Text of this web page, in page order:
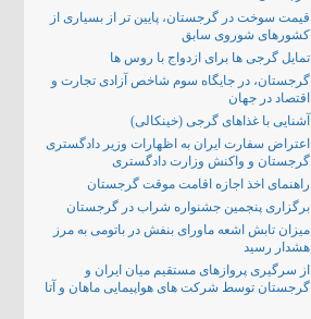
قیمت سوخت در گرجستان، پایین تر از بسیاری از
کشورهای شوروی سابق
تمایل گرجی ها برای ازدواج با روس ها
گرجستان، در جایگاه سوم شاخص آزادی تجارت و
اقتصاد در جهان
آشنایی با غذاهای گرجی (خینکالی)
اعتراض سفارت ایران به اظهارات وزیر دادگستری
گرجستان و واکنش وزارت دادگستری
راهنمای اخذ اجازه اقامت موقت گرجستان
برگزاری پنجمین جشنواره شراب در گرجستان
میزان تابش اشعه ماورای بنفش در باتومی به مرز
هشدار رسید
از سرگیری پروازهای مستقیم میان ایران و
گرجستان توسط شرکت های هواپیمایی ماهان و آتا